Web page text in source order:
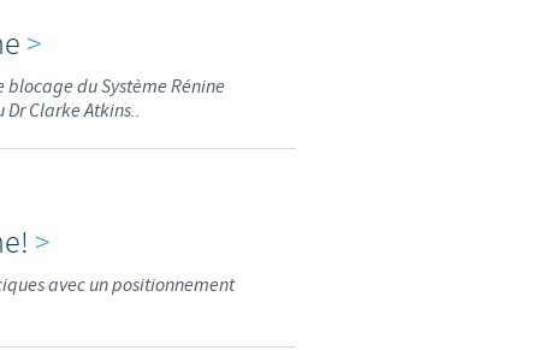
>
du Système Rénine
Clarke Atkins..
>
avec un positionnement